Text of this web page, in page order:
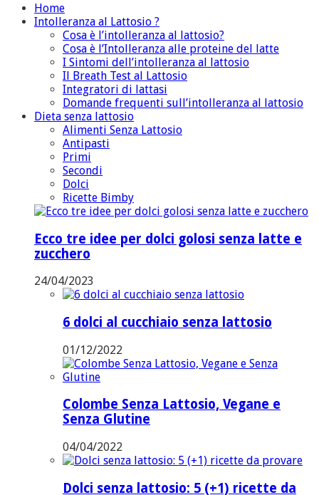
Home
Intolleranza al Lattosio ?
Cosa è l’intolleranza al lattosio?
Cosa è l’Intolleranza alle proteine del latte
I Sintomi dell’intolleranza al lattosio
Il Breath Test al Lattosio
Integratori di lattasi
Domande frequenti sull’intolleranza al lattosio
Dieta senza lattosio
Alimenti Senza Lattosio
Antipasti
Primi
Secondi
Dolci
Ricette Bimby
Ecco tre idee per dolci golosi senza latte e
zucchero
24/04/2023
6 dolci al cucchiaio senza lattosio
01/12/2022
Colombe Senza Lattosio, Vegane e
Senza Glutine
04/04/2022
Dolci senza lattosio: 5 (+1) ricette da